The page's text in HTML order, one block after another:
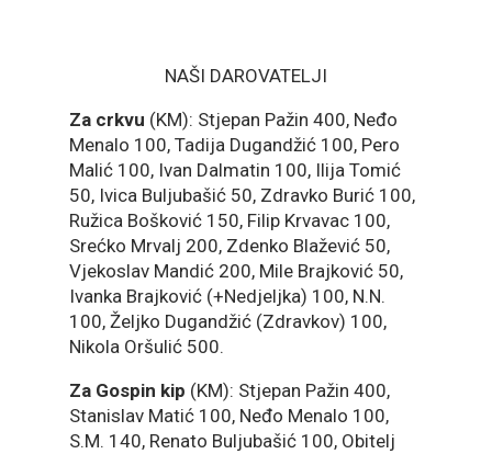
NAŠI DAROVATELJI
Za crkvu (KM): Stjepan Pažin 400, Neđo
Menalo 100, Tadija Dugandžić 100, Pero
Malić 100, Ivan Dalmatin 100, Ilija Tomić
50, Ivica Buljubašić 50, Zdravko Burić 100,
Ružica Bošković 150, Filip Krvavac 100,
Srećko Mrvalj 200, Zdenko Blažević 50,
Vjekoslav Mandić 200, Mile Brajković 50,
Ivanka Brajković (+Nedjeljka) 100, N.N.
100, Željko Dugandžić (Zdravkov) 100,
Nikola Oršulić 500.
Za Gospin kip (KM): Stjepan Pažin 400,
Stanislav Matić 100, Neđo Menalo 100,
S.M. 140, Renato Buljubašić 100, Obitelj